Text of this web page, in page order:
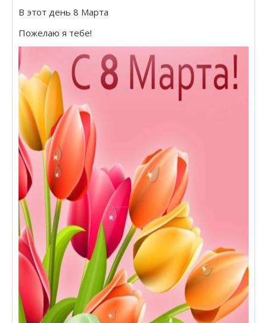
В этот день 8 Марта
Пожелаю я тебе!